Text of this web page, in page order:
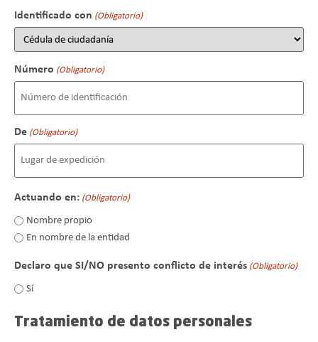
Identificado con (Obligatorio)
Número (Obligatorio)
De (Obligatorio)
Actuando en: (Obligatorio)
Nombre propio
En nombre de la entidad
Declaro que SI/NO presento conflicto de interés (Obligatorio)
Sí
Tratamiento de datos personales